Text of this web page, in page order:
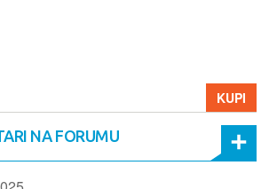
KUPI
NA FORUMU